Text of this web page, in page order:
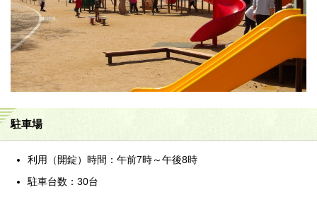
駐車場
利用（開錠）時間：午前7時～午後8時
駐車台数：30台